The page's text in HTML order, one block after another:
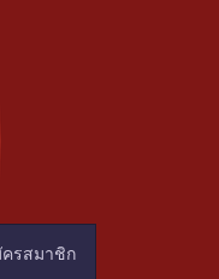
ครสมาชิก